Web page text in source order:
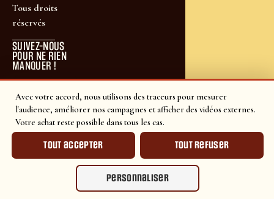
Avec votre accord, nous utilisons des traceurs pour mesurer
l'audience, améliorer nos campagnes et afficher des vidéos externes.
Votre achat reste possible dans tous les cas.
Tout accepter Tout refuser
Personnaliser
Tous droits
réservés
SUIVEZ-NOUS
POUR NE RIEN
MANQUER !